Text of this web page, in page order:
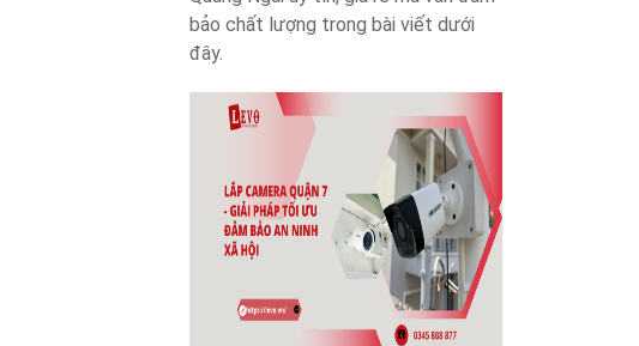
bảo chất lượng trong bài viết dưới
đây.